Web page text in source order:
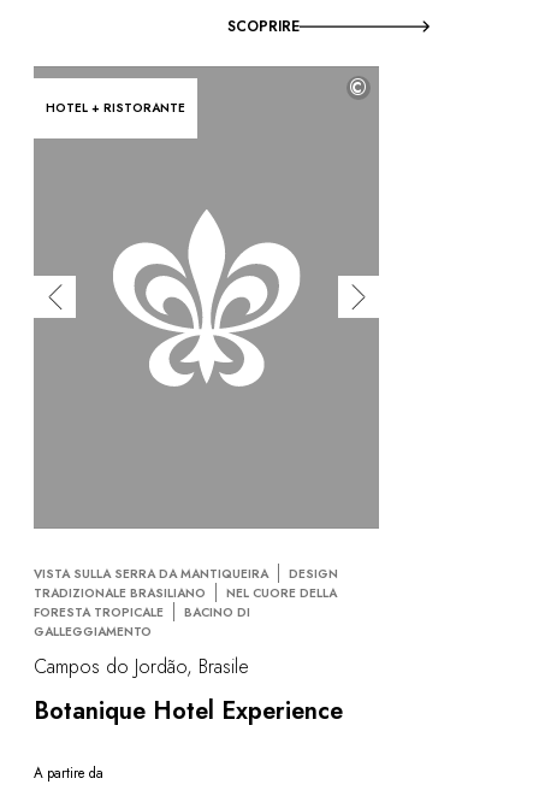
SCOPRIRE
HOTEL + RISTORANTE
©
VISTA SULLA SERRA DA MANTIQUEIRA
DESIGN
TRADIZIONALE BRASILIANO
NEL CUORE DELLA
FORESTA TROPICALE
BACINO DI
GALLEGGIAMENTO
Campos do Jordão, Brasile
Botanique Hotel Experience
A partire da